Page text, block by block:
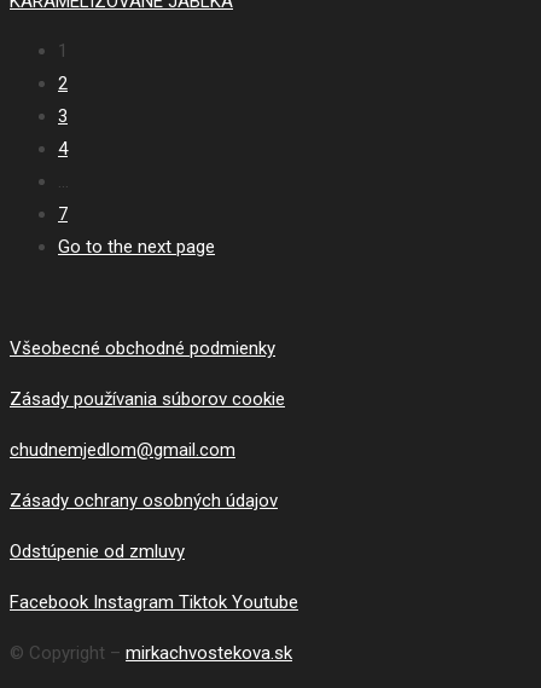
1
2
3
4
…
7
Go to the next page
Všeobecné obchodné podmienky
Zásady používania súborov cookie
chudnemjedlom@gmail.com
Zásady ochrany osobných údajov
Odstúpenie od zmluvy
Facebook Instagram Tiktok Youtube
© Copyright – mirkachvostekova.sk